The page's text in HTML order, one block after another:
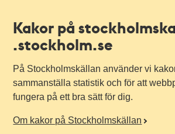
Kakor på
.stockholm.se
På Stockholmskällan använder vi
sammanställa statistik och för att
fungera på ett bra sätt för dig.
Om kakor på Stockholmskällan